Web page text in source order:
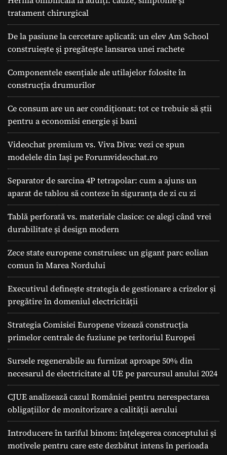
tratament chirurgical
De la pasiune la cercetare aplicată: un elev Am School
construiește și pregătește lansarea unei rachete
Componentele esențiale ale utilajelor folosite în
construcția drumurilor
Ce consum are un aer condiționat: tot ce trebuie să știi
pentru a economisi energie și bani
Videochat premium vs. Viva Diva: vezi ce spun
modelele din Iași pe Forumvideochat.ro
Separator de sarcina 4P tetrapolar: cum a ajuns un
aparat de tablou să conteze în siguranța de zi cu zi
Tablă perforată vs. materiale clasice: ce alegi când vrei
durabilitate și design modern
Zece state europene construiesc un gigant parc eolian
comun în Marea Nordului
Executivul definește strategia de gestionare a crizelor și
pregătire în domeniul electricității
Strategia Comisiei Europene vizează construcția
primelor centrale de fuziune pe teritoriul Europei
Sursele regenerabile au furnizat aproape 50% din
necesarul de electricitate al UE pe parcursul anului 2024
CJUE analizează cazul României pentru nerespectarea
obligațiilor de monitorizare a calității aerului
Introducere în tariful binom: înțelegerea conceptului și
motivele pentru care este dezbătut intens în perioada